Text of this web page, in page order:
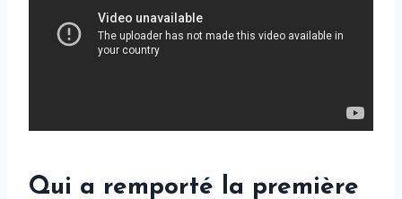
Qui a remporté la première